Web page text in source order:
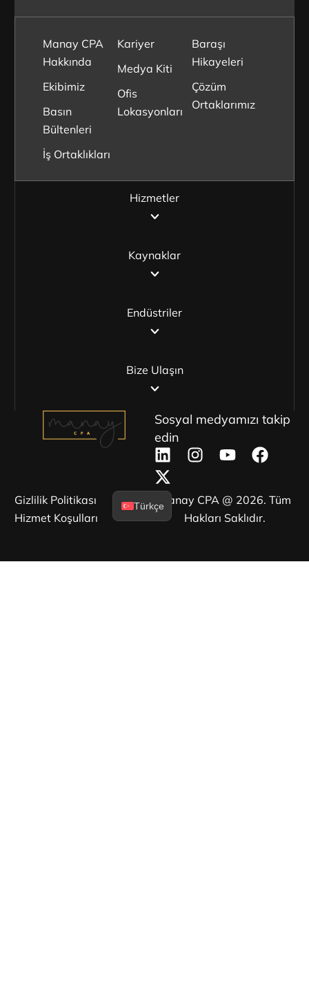
Hizmetler
Kaynaklar
Endüstriler
Bize Ulaşın
Manay CPA
Hakkında
Ekibimiz
Basın
Bültenleri
İş Ortaklıkları
Kariyer
Medya Kiti
Ofis
Lokasyonları
Baraşı
Hikayeleri
Çözüm
Ortaklarımız
Sosyal medyamızı takip
edin
Manay CPA @ 2026. Tüm
Hakları Saklıdır.
Gizlilik Politikası
Hizmet Koşulları
Türkçe